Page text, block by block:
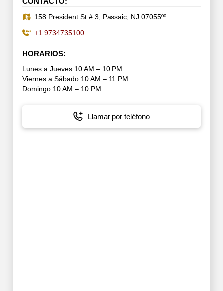
158 President St # 3, Passaic, NJ 07055ºº
+1 9734735100
HORARIOS:
Lunes a Jueves 10 AM – 10 PM.
Viernes a Sábado 10 AM – 11 PM.
Domingo 10 AM – 10 PM
Llamar por teléfono